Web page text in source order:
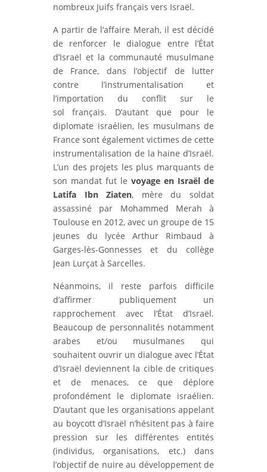
nombreux Juifs français vers Israël.
A partir de l’affaire Merah, il est décidé
de renforcer le dialogue entre l’État
d’Israël et la communauté musulmane
de France, dans l’objectif de lutter
contre l’instrumentalisation et
l’importation du conflit sur le
sol français. D’autant que pour le
diplomate israélien, les musulmans de
France sont également victimes de cette
instrumentalisation de la haine d’Israël.
L’un des projets les plus marquants de
son mandat fut le voyage en Israël de
Latifa Ibn Ziaten, mère du soldat
assassiné par Mohammed Merah à
Toulouse en 2012, avec un groupe de 15
jeunes du lycée Arthur Rimbaud à
Garges-lès-Gonnesses et du collège
Jean Lurçat à Sarcelles.
Néanmoins, il reste parfois difficile
d’affirmer publiquement un
rapprochement avec l’État d’Israël.
Beaucoup de personnalités notamment
arabes et/ou musulmanes qui
souhaitent ouvrir un dialogue avec l’État
d’Israël deviennent la cible de critiques
et de menaces, ce que déplore
profondément le diplomate israélien.
D’autant que les organisations appelant
au boycott d’Israël n’hésitent pas à faire
pression sur les différentes entités
(individus, organisations, etc.) dans
l’objectif de nuire au développement de